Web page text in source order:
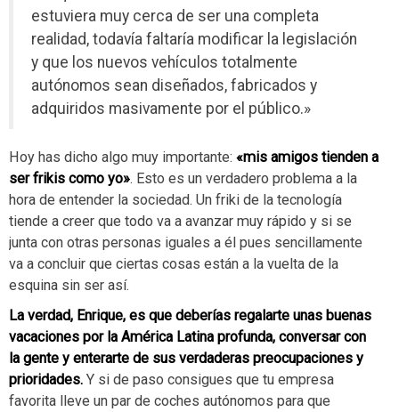
estuviera muy cerca de ser una completa
realidad, todavía faltaría modificar la legislación
y que los nuevos vehículos totalmente
autónomos sean diseñados, fabricados y
adquiridos masivamente por el público.»
Hoy has dicho algo muy importante: «mis amigos tienden a
ser frikis como yo». Esto es un verdadero problema a la
hora de entender la sociedad. Un friki de la tecnología
tiende a creer que todo va a avanzar muy rápido y si se
junta con otras personas iguales a él pues sencillamente
va a concluir que ciertas cosas están a la vuelta de la
esquina sin ser así.
La verdad, Enrique, es que deberías regalarte unas buenas
vacaciones por la América Latina profunda, conversar con
la gente y enterarte de sus verdaderas preocupaciones y
prioridades. Y si de paso consigues que tu empresa
favorita lleve un par de coches autónomos para que